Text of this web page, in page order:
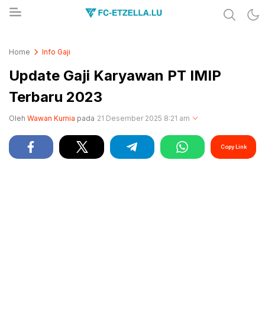
Home Info Gaji
Update Gaji Karyawan PT IMIP
Terbaru 2023
Oleh Wawan Kurnia pada 21 Desember 2025 8:21 am
Copy Link